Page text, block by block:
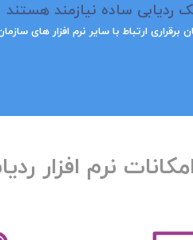
ردیابی ساده نیازمند هستند
ارتباط با سایر نرم افزار های
امکانات نرم افزار